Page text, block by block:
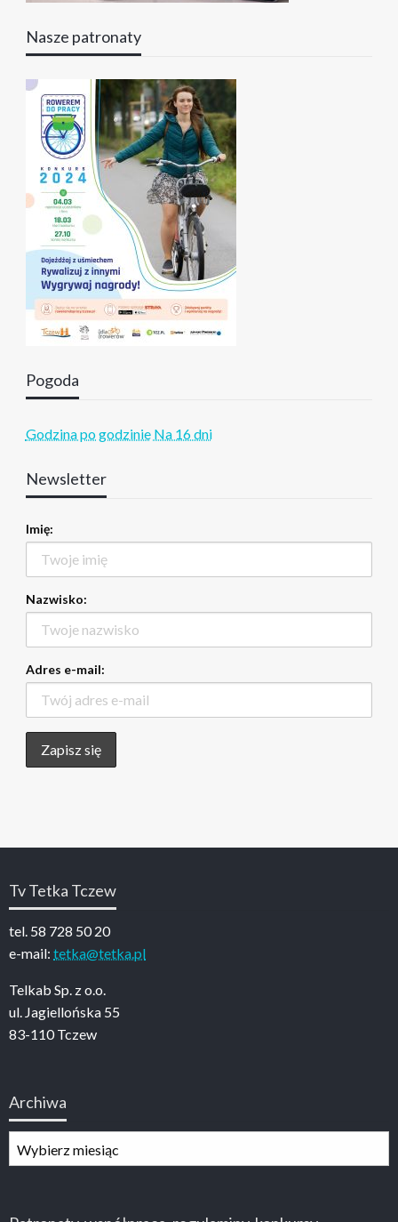
Nasze patronaty
Pogoda
Godzina po godzinie Na 16 dni
Newsletter
Imię:
Nazwisko:
Adres e-mail:
Tv Tetka Tczew
tel. 58 728 50 20
e-mail: tetka@tetka.pl
Telkab Sp. z o.o.
ul. Jagiellońska 55
83-110 Tczew
Archiwa